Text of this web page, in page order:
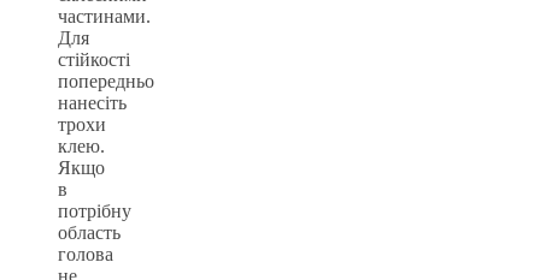
частинами.
Для
стійкості
попередньо
нанесіть
трохи
клею.
Якщо
в
потрібну
область
голова
не